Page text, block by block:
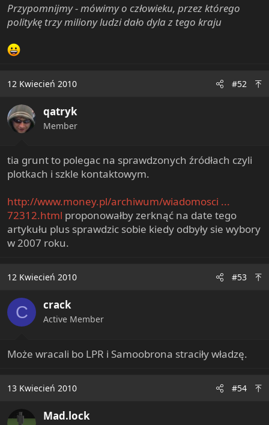
Przypomnijmy - mówimy o człowieku, przez którego
politykę trzy miliony ludzi dało dyla z tego kraju
12 Kwiecień 2010 #52
qatryk
Member
tia grunt to polegac na sprawdzonych źródłach czyli
plotkach i szkle kontaktowym.
http://www.money.pl/archiwum/wiadomosci ...
72312.html proponowałby zerknąć na date tego
artykułu plus sprawdzic sobie kiedy odbyły sie wybory
w 2007 roku.
12 Kwiecień 2010 #53
C crack
Active Member
Może wracali bo LPR i Samoobrona straciły władzę.
13 Kwiecień 2010 #54
Mad.lock